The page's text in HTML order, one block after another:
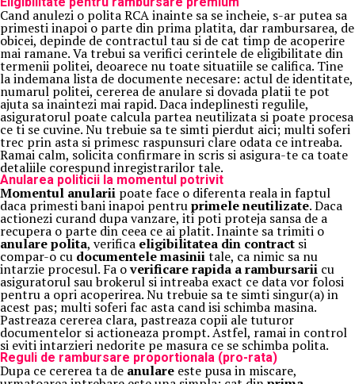
Cand anulezi o polita RCA inainte sa se incheie, s-ar putea sa
primesti inapoi o parte din prima platita, dar rambursarea, de
obicei, depinde de contractul tau si de cat timp de acoperire
mai ramane. Va trebui sa verifici cerintele de eligibilitate din
termenii politei, deoarece nu toate situatiile se califica. Tine
la indemana lista de documente necesare: actul de identitate,
numarul politei, cererea de anulare si dovada platii te pot
ajuta sa inaintezi mai rapid. Daca indeplinesti regulile,
asiguratorul poate calcula partea neutilizata si poate procesa
ce ti se cuvine. Nu trebuie sa te simti pierdut aici; multi soferi
trec prin asta si primesc raspunsuri clare odata ce intreaba.
Ramai calm, solicita confirmare in scris si asigura-te ca toate
detaliile corespund inregistrarilor tale.
Anularea politicii la momentul potrivit
Momentul anularii poate face o diferenta reala in faptul
daca primesti bani inapoi pentruprimele neutilizate. Daca
actionezi curand dupa vanzare, iti poti proteja sansa de a
recupera o parte din ceea ce ai platit. Inainte sa trimiti o
anulare polita, verifica eligibilitatea din contract si
compar-o cu documentele masiniitale, ca nimic sa nu
intarzie procesul. Fa overificare rapida a rambursarii cu
asiguratorul sau brokerul si intreaba exact ce data vor folosi
pentru a opri acoperirea. Nu trebuie sa te simti singur(a) in
acest pas; multi soferi fac asta cand isi schimba masina.
Pastreaza cererea clara, pastreaza copii ale tuturor
documentelor si actioneaza prompt. Astfel, ramai in control
si eviti intarzieri nedorite pe masura ce se schimba polita.
Reguli de rambursare proportionala (pro-rata)
Dupa ce cererea ta de anulare este pusa in miscare,